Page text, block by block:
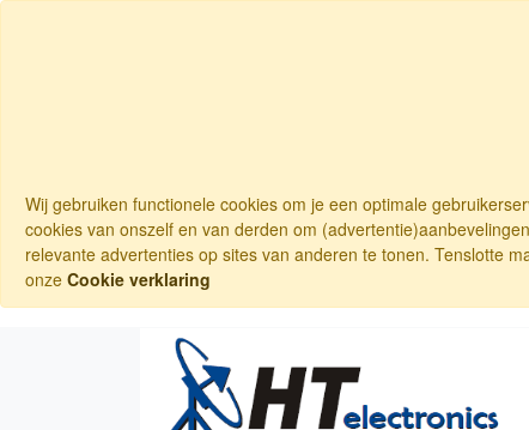
Wij gebruiken functionele cookies om je een optimale
cookies van onszelf en van derden om
relevante advertenties op sites van anderen te tonen. Tenslotte
onze Cookie verklaring